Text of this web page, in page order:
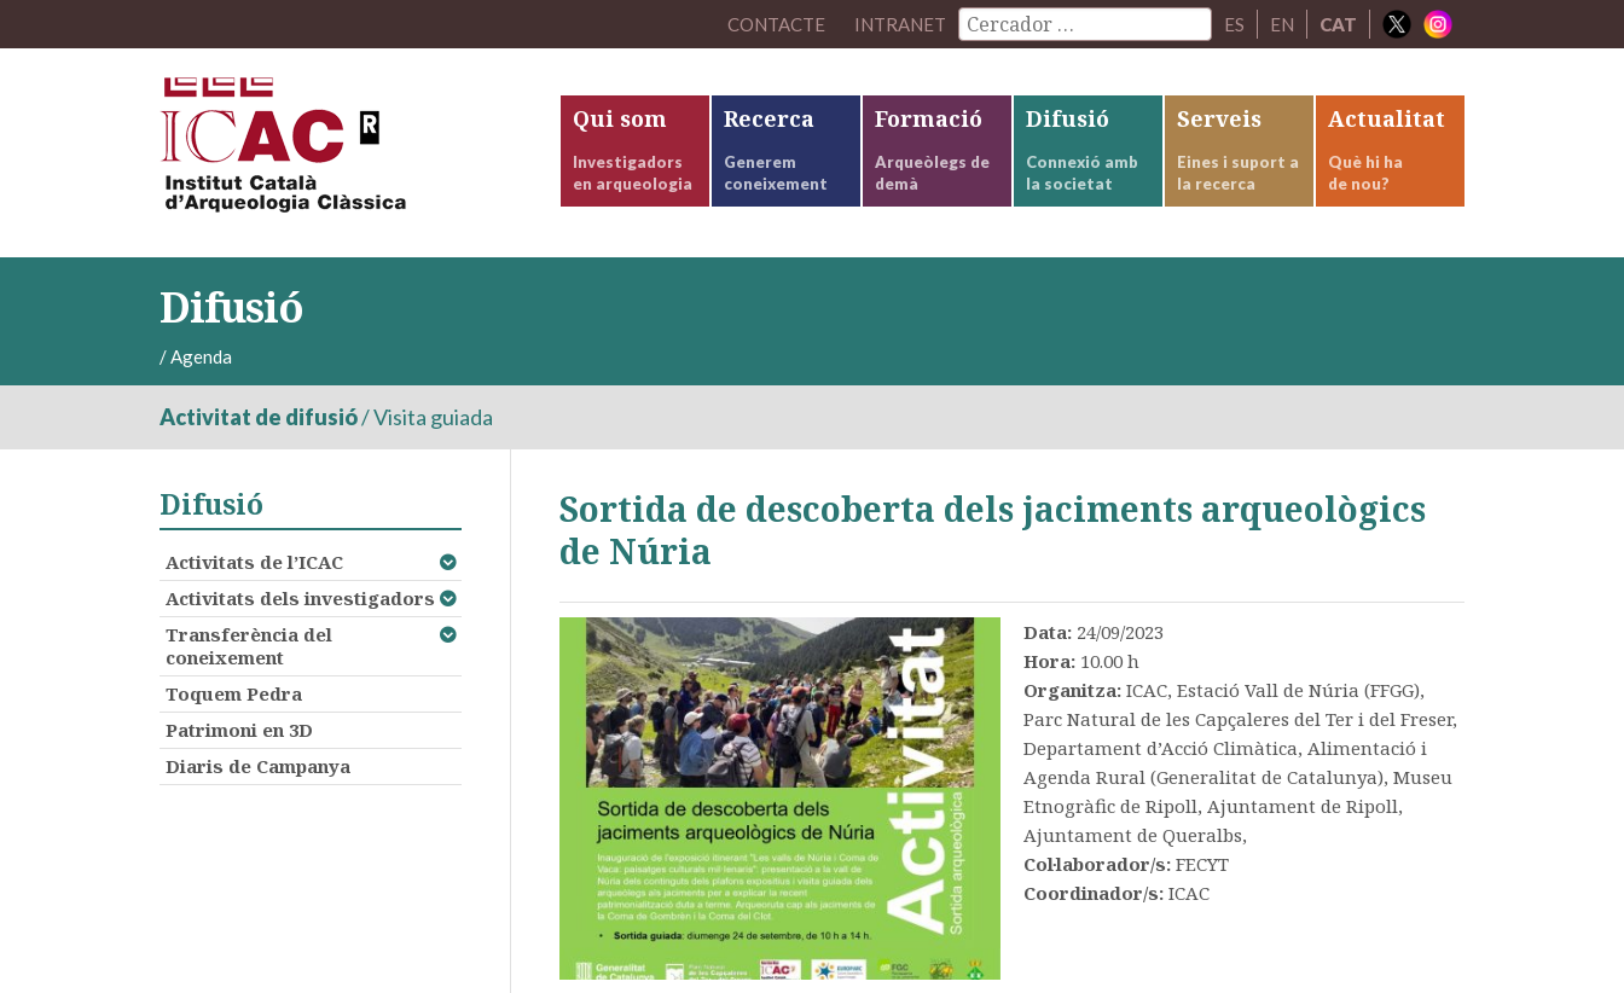
CONTACTE INTRANET ES EN CAT
Qui som
Investigadors
en arqueologia
Recerca
Generem
coneixement
Formació
Arqueòlegs de
demà
Difusió
Connexió amb
la societat
Serveis
Eines i suport a
la recerca
Actualitat
Què hi ha
de nou?
Difusió
/Agenda
Activitat de difusió/Visita guiada
Sortida de descoberta dels jaciments arqueològics
de Núria
Data: 24/09/2023
Hora: 10.00 h
Organitza:ICAC, Estació Vall de Núria (FFGG),
Parc Natural de les Capçaleres del Ter i del Freser,
Departament d’Acció Climàtica, Alimentació i
Agenda Rural (Generalitat de Catalunya), Museu
Etnogràfic de Ripoll, Ajuntament de Ripoll,
Ajuntament de Queralbs,
Col·laborador/s:FECYT
Coordinador/s:ICAC
Difusió
Activitats de l’ICAC
Activitats dels investigadors
Transferència del
coneixement
Toquem Pedra
Patrimoni en 3D
Diaris de Campanya